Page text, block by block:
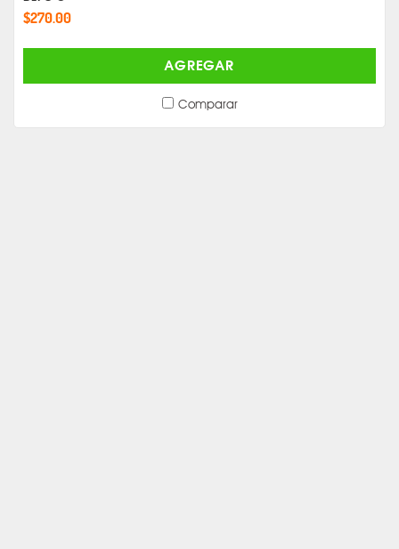
$270.00
AGREGAR
Comparar